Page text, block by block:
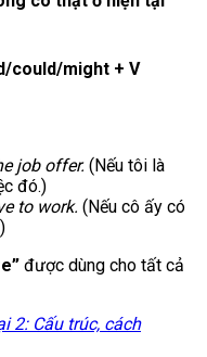
could/might + V
job offer. (Nếu tôi là
đó.)
to work. (Nếu cô ấy có
được dùng cho tất cả
2: Cấu trúc, cách